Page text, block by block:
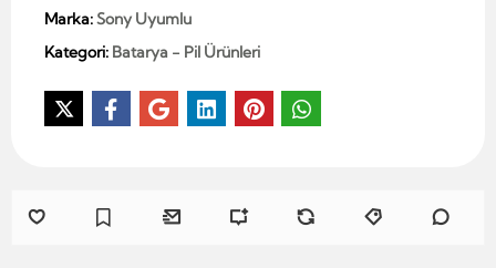
Marka:Sony Uyumlu
Kategori: Batarya - Pil Ürünleri